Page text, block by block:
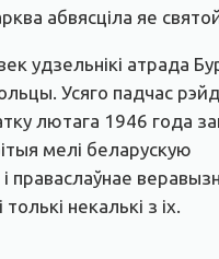
абвясціла яе
удзельнікі атрада
Усяго падчас
лютага 1946 года
мелі беларускую
праваслаўнае
некалькі з іх.